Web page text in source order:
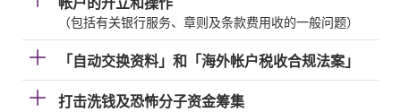
帐户的开立和操作
（包括有关银行服务、章则及条款费用收的一般问题）
「自动交换资料」和「海外帐户税收合规法案」
打击洗钱及恐怖分子资金筹集